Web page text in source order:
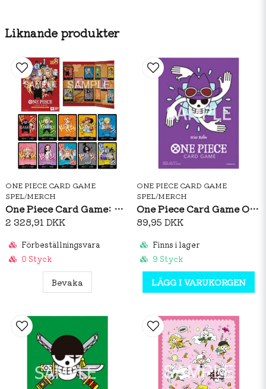
Liknande produkter
ONE PIECE CARD GAME
SPEL/MERCH
One Piece Card Game: Premium Card Collection Kumamoto Special
2 328,91 DKK
Förbeställningsvara
0 Styck
Bevaka
ONE PIECE CARD GAME
SPEL/MERCH
One Piece Card Game Official Sleeves: Premium Matte Nico Robin
89,95 DKK
Finns i lager
9 Styck
LÄGG I VARUKORGEN